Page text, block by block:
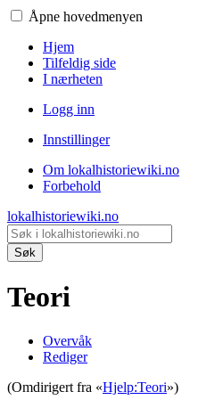
Åpne hovedmenyen
Hjem
Tilfeldig side
I nærheten
Logg inn
Innstillinger
Om lokalhistoriewiki.no
Forbehold
lokalhistoriewiki.no
Søk
Teori
Overvåk
Rediger
(Omdirigert fra «Hjelp:Teori»)